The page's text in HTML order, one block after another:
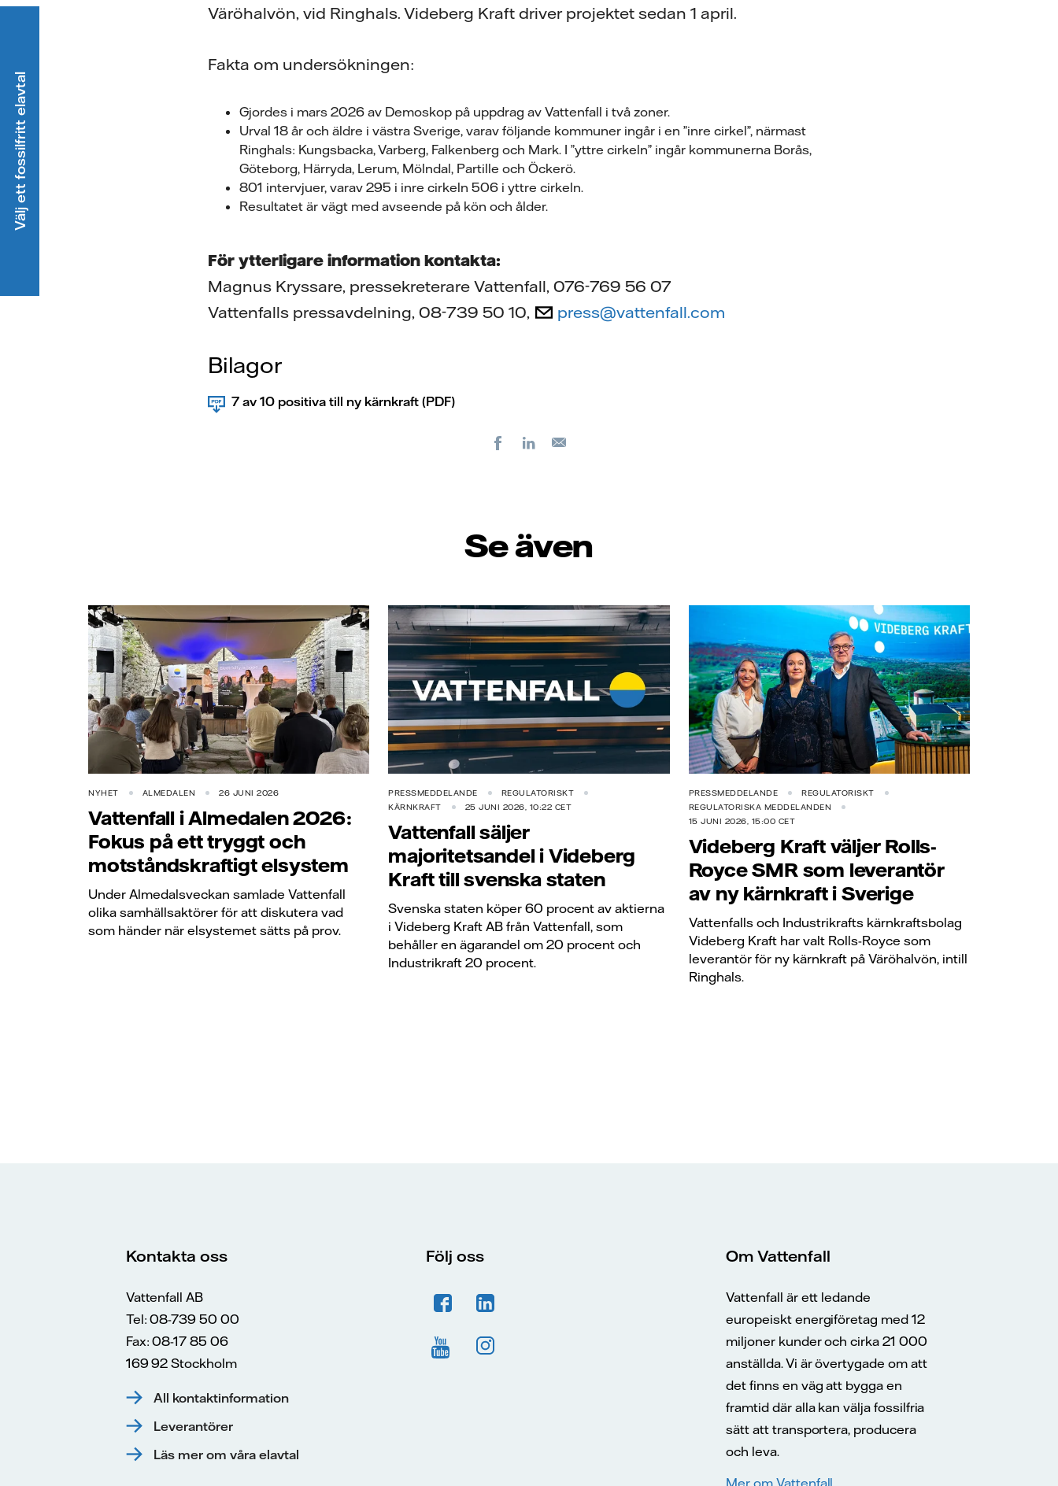
Väröhalvön, vid Ringhals. Videberg Kraft driver projektet sedan 1 april.
Fakta om undersökningen:
Gjordes i mars 2026 av Demoskop på uppdrag av Vattenfall i två zoner.
Urval 18 år och äldre i västra Sverige, varav följande kommuner ingår i en ”inre cirkel”, närmast
Ringhals: Kungsbacka, Varberg, Falkenberg och Mark. I ”yttre cirkeln” ingår kommunerna Borås,
Göteborg, Härryda, Lerum, Mölndal, Partille och Öckerö.
801 intervjuer, varav 295 i inre cirkeln 506 i yttre cirkeln.
Resultatet är vägt med avseende på kön och ålder.
För ytterligare information kontakta:
Magnus Kryssare, pressekreterare Vattenfall, 076-769 56 07
Vattenfalls pressavdelning, 08-739 50 10,
press@vattenfall.com
Bilagor
7 av 10 positiva till ny kärnkraft (PDF)
FacebookLinkedIn
Se även
NYHET ALMEDALEN 26 JUNI 2026
Vattenfall i Almedalen 2026:
Fokus på ett tryggt och
motståndskraftigt elsystem
Under Almedalsveckan samlade Vattenfall
olika samhällsaktörer för att diskutera vad
som händer när elsystemet sätts på prov.
PRESSMEDDELANDE
REGULATORISKT
KÄRNKRAFT
25 JUNI 2026, 10:22 CET
Vattenfall säljer
majoritetsandel i Videberg
Kraft till svenska staten
Svenska staten köper 60 procent av aktierna
i Videberg Kraft AB från Vattenfall, som
behåller en ägarandel om 20 procent och
Industrikraft 20 procent.
PRESSMEDDELANDE
REGULATORISKT
REGULATORISKA MEDDELANDEN
15 JUNI 2026, 15:00 CET
Videberg Kraft väljer Rolls-
Royce SMR som leverantör
av ny kärnkraft i Sverige
Vattenfalls och Industrikrafts kärnkraftsbolag
Videberg Kraft har valt Rolls-Royce som
leverantör för ny kärnkraft på Väröhalvön, intill
Ringhals.
Välj ett fossilfritt elavtal
Kontakta oss
Vattenfall AB
Tel: 08-739 50 00
Fax: 08-17 85 06
169 92 Stockholm
All kontaktinformation
Leverantörer
Läs mer om våra elavtal
Följ oss Om Vattenfall
Vattenfall är ett ledande
europeiskt energiföretag med 12
miljoner kunder och cirka 21 000
anställda. Vi är övertygade om att
det finns en väg att bygga en
framtid där alla kan välja fossilfria
sätt att transportera, producera
och leva.
Mer om Vattenfall